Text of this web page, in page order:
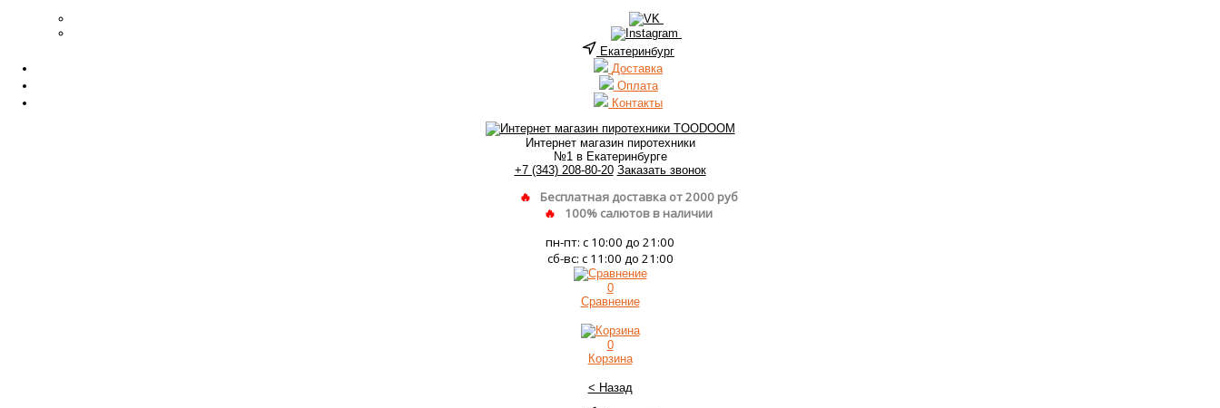
Екатеринбург
Доставка
Оплата
Контакты
Интернет магазин пиротехники
№1 в Екатеринбурге
+7 (343) 208-80-20 Заказать звонок
Бесплатная доставка от 2000 руб
100% салютов в наличии
пн-пт: с 10:00 до 21:00
сб-вс: с 11:00 до 21:00
0
Сравнение
0
Корзина
< Назад